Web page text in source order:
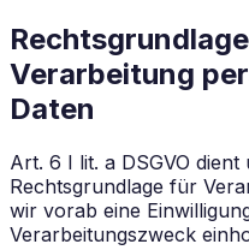
Verarbeitung
Daten
Art. 6 I lit. a DSGVO
Rechtsgrundlage für
wir vorab eine
Verarbeitungszweck